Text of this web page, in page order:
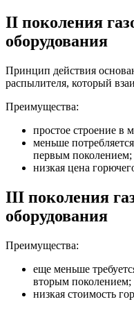
II поколения
оборудования
Принцип действия
распылителя, который
Преимущества:
простое строение в
меньше
первым поколением;
низкая цена
III поколения
оборудования
Преимущества:
еще меньше
вторым поколением;
низкая стоимость